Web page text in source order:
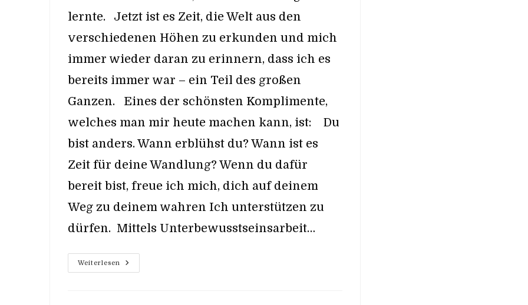
lernte. Jetzt ist es Zeit, die Welt aus den
verschiedenen Höhen zu erkunden und mich
immer wieder daran zu erinnern, dass ich es
bereits immer war – ein Teil des großen
Ganzen. Eines der schönsten Komplimente,
welches man mir heute machen kann, ist: Du
bist anders. Wann erblühst du? Wann ist es
Zeit für deine Wandlung? Wenn du dafür
bereit bist, freue ich mich, dich auf deinem
Weg zu deinem wahren Ich unterstützen zu
dürfen. Mittels Unterbewusstseinsarbeit…
Weiterlesen
Du
Bist